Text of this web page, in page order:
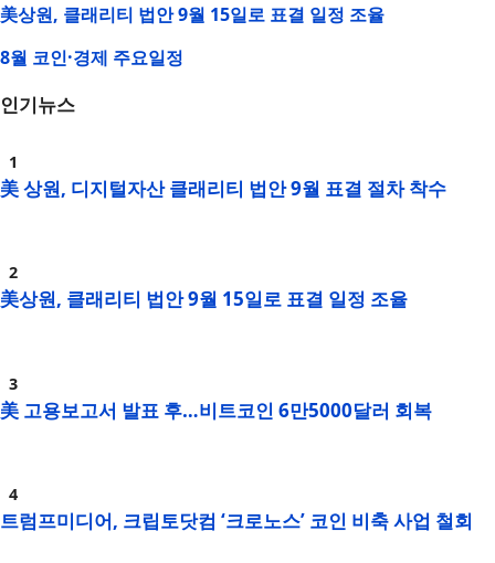
美상원, 클래리티 법안 9월 15일로 표결 일정 조율
8월 코인·경제 주요일정
인기뉴스
美 상원, 디지털자산 클래리티 법안 9월 표결 절차 착수
美상원, 클래리티 법안 9월 15일로 표결 일정 조율
美 고용보고서 발표 후…비트코인 6만5000달러 회복
트럼프미디어, 크립토닷컴 ‘크로노스’ 코인 비축 사업 철회